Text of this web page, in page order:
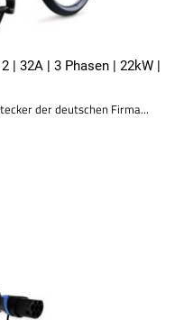
| 32A | 3 Phasen | 22kW |
der deutschen Firma...